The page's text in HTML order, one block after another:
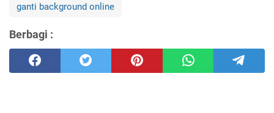
ganti background online
Berbagi :